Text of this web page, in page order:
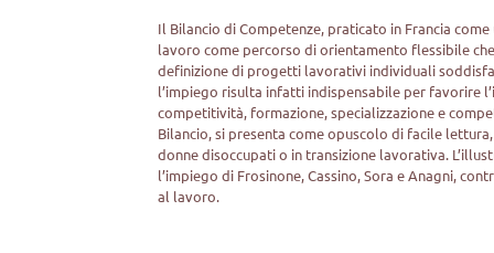
Il Bilancio di Competenze, praticato in Francia
lavoro come percorso di orientamento flessibile
definizione di progetti lavorativi individuali
l’impiego risulta infatti indispensabile per favorire
competitività, formazione, specializzazione e
Bilancio, si presenta come opuscolo di facile
donne disoccupati o in transizione lavorativa.
l’impiego di Frosinone, Cassino, Sora e Anagni,
al lavoro.